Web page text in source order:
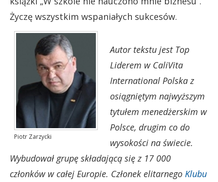
Życzę wszystkim wspaniałych sukcesów.
Piotr Zarzycki
Autor tekstu jest Top
Liderem w CaliVita
International Polska z
osiągniętym najwyższym
tytułem menedżerskim w
Polsce, drugim co do
wysokości na świecie.
Wybudował grupę składającą się z 17 000
członków w całej Europie. Członek elitarnego Klubu